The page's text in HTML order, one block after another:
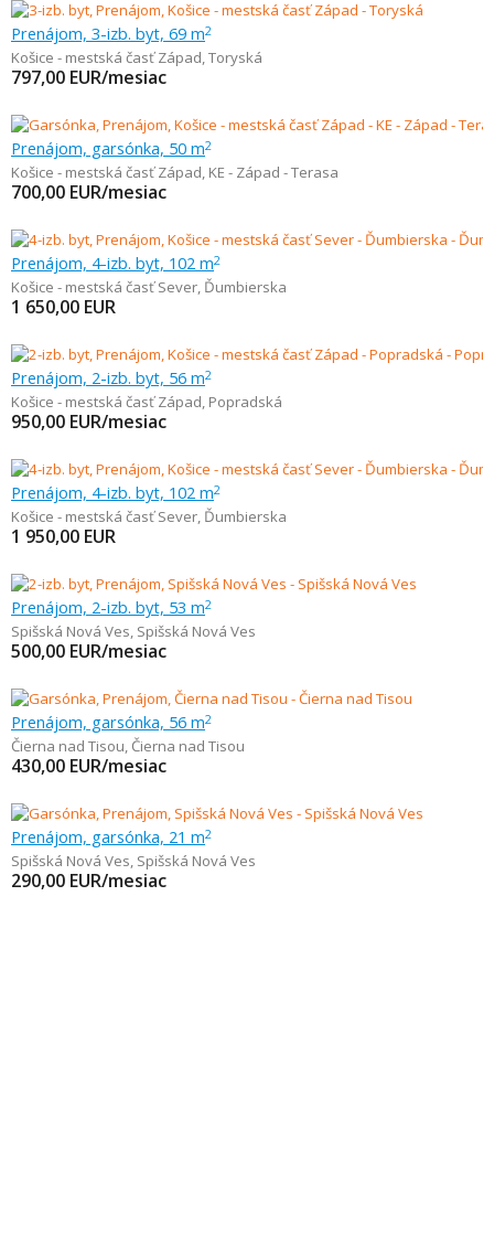
Prenájom, 3-izb. byt, 69 m2
Košice - mestská časť Západ,Toryská
797,00 EUR/mesiac
Prenájom, garsónka, 50 m2
Košice - mestská časť Západ, KE - Západ - Terasa
700,00 EUR/mesiac
Prenájom, 4-izb. byt, 102 m2
Košice - mestská časť Sever, Ďumbierska
1 650,00 EUR
Prenájom, 2-izb. byt, 56 m2
Košice - mestská časť Západ, Popradská
950,00 EUR/mesiac
Prenájom, 4-izb. byt, 102 m2
Košice - mestská časť Sever, Ďumbierska
1 950,00 EUR
Prenájom, 2-izb. byt, 53 m2
Spišská Nová Ves, Spišská Nová Ves
500,00 EUR/mesiac
Prenájom, garsónka, 56 m2
Čierna nad Tisou, Čierna nad Tisou
430,00 EUR/mesiac
Prenájom, garsónka, 21 m2
Spišská Nová Ves, Spišská Nová Ves
290,00 EUR/mesiac